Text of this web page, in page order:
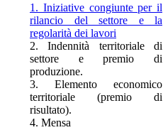
1. Iniziative congiunte per il
rilancio del settore e la
regolarità dei lavori
2. Indennità territoriale di
settore e premio di
produzione.
3. Elemento economico
territoriale (premio di
risultato).
4. Mensa